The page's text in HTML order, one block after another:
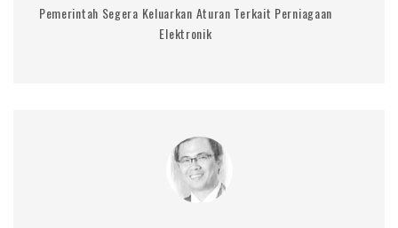
Pemerintah Segera Keluarkan Aturan Terkait Perniagaan
Elektronik